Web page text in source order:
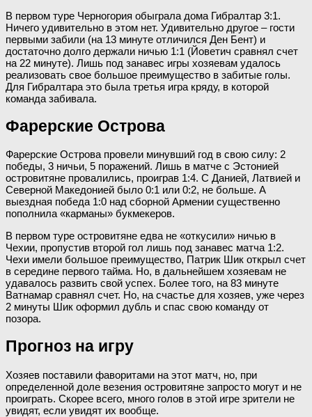
В первом туре Черногория обыграла дома Гибралтар 3:1.
Ничего удивительно в этом нет. Удивительно другое – гости
первыми забили (на 13 минуте отличился Ден Бент) и
достаточно долго держали ничью 1:1 (Йоветич сравнял счет
на 22 минуте). Лишь под занавес игры хозяевам удалось
реализовать свое большое преимущество в забитые голы.
Для Гибралтара это была третья игра кряду, в которой
команда забивала.
Фарерские Острова
Фарерские Острова провели минувший год в свою силу: 2
победы, 3 ничьи, 5 поражений. Лишь в матче с Эстонией
островитяне провалились, проиграв 1:4. С Данией, Латвией и
Северной Македонией было 0:1 или 0:2, не больше. А
выездная победа 1:0 над сборной Армении существенно
пополнила «карманы» букмекеров.
В первом туре островитяне едва не «откусили» ничью в
Чехии, пропустив второй гол лишь под занавес матча 1:2.
Чехи имели большое преимущество, Патрик Шик открыл счет
в середине первого тайма. Но, в дальнейшем хозяевам не
удавалось развить свой успех. Более того, на 83 минуте
Ватнамар сравнял счет. Но, на счастье для хозяев, уже через
2 минуты Шик оформил дубль и спас свою команду от
позора.
Прогноз на игру
Хозяев поставили фаворитами на этот матч, но, при
определенной доле везения островитяне запросто могут и не
проиграть. Скорее всего, много голов в этой игре зрители не
увидят, если увидят их вообще.